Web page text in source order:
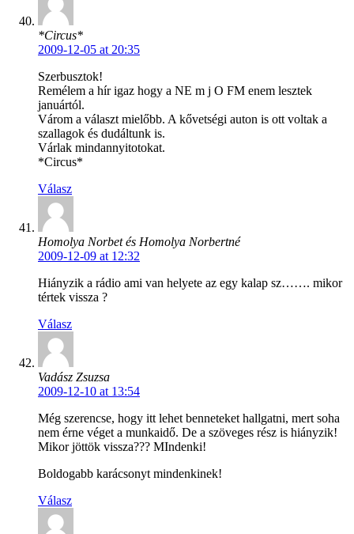
*Circus*
2009-12-05 at 20:35
Szerbusztok!
Remélem a hír igaz hogy a NE m j O FM enem lesztek
januártól.
Várom a választ mielőbb. A kővetségi auton is ott voltak a
szallagok és dudáltunk is.
Várlak mindannyitotokat.
*Circus*
Válasz
Homolya Norbet és Homolya Norbertné
2009-12-09 at 12:32
Hiányzik a rádio ami van helyete az egy kalap sz……. mikor
tértek vissza ?
Válasz
Vadász Zsuzsa
2009-12-10 at 13:54
Még szerencse, hogy itt lehet benneteket hallgatni, mert soha
nem érne véget a munkaidő. De a szöveges rész is hiányzik!
Mikor jöttök vissza??? MIndenki!
Boldogabb karácsonyt mindenkinek!
Válasz